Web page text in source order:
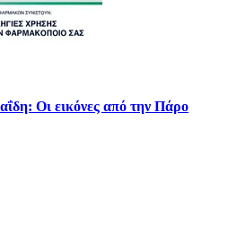
Οι εικόνες από την Πάρο